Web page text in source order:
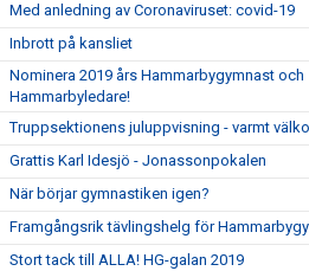
Med anledning av Coronaviruset: covid-19
Inbrott på kansliet
Nominera 2019 års Hammarbygymnast och
Hammarbyledare!
Truppsektionens juluppvisning - varmt
Grattis Karl Idesjö - Jonassonpokalen
När börjar gymnastiken igen?
Framgångsrik tävlingshelg för
Stort tack till ALLA! HG-galan 2019